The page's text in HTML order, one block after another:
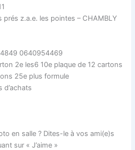
prés z.a.e. les pointes – CHAMBLY
0640954469
2e les6 10e plaque de 12 cartons
25e plus formule
d’achats
en salle ? Dites-le à vos ami(e)s
sur « J’aime »